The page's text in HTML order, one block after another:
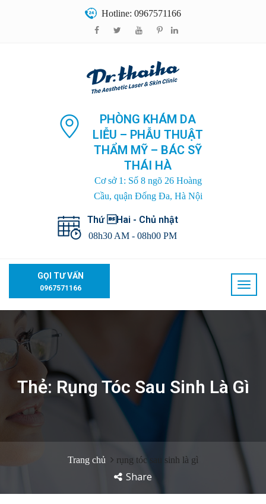
Hotline: 0967571166
PHÒNG KHÁM DA
LIỄU – PHẪU THUẬT
THẨM MỸ – BÁC SỸ
THÁI HÀ
Cơ sở 1: Số 8 ngõ 26 Hoàng
Cầu, quận Đống Đa, Hà Nội
Thứ Hai - Chủ nhật
08h30 AM - 08h00 PM
GỌI TƯ VẤN
0967571166
Thẻ: Rụng Tóc Sau Sinh Là Gì
Trang chủ rụng tóc sau sinh là gì
Share